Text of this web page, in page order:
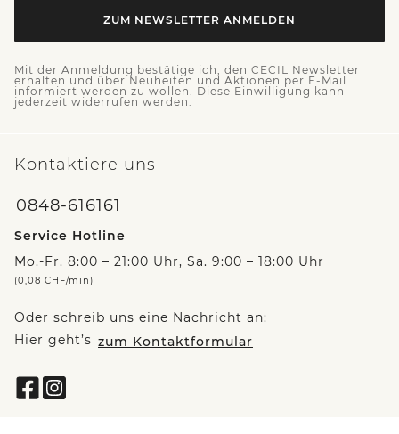
ZUM NEWSLETTER ANMELDEN
Mit der Anmeldung bestätige ich, den CECIL Newsletter
erhalten und über Neuheiten und Aktionen per E-Mail
informiert werden zu wollen. Diese Einwilligung kann
jederzeit widerrufen werden.
Kontaktiere uns
0848-616161
Service Hotline
Mo.-Fr. 8:00 – 21:00 Uhr, Sa. 9:00 – 18:00 Uhr
(0,08 CHF/min)
Oder schreib uns eine Nachricht an:
Hier geht’s zum Kontaktformular